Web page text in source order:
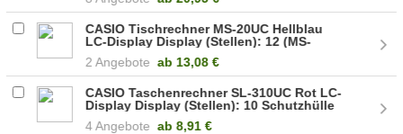
CASIO Tischrechner MS-20UC Hellblau
LC-Display Display (Stellen): 12 (MS-
2 Angebote ab 13,08 €
CASIO Taschenrechner SL-310UC Rot LC-
Display Display (Stellen): 10 Schutzhülle
4 Angebote ab 8,91 €